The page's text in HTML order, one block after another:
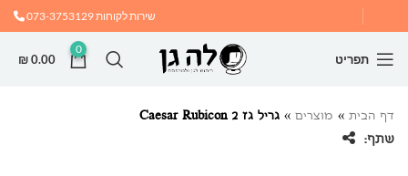
שירות לקוחות073-3753129
תפריט
0
₪0.00
דף הבית » מוצרים » גריל גז Caesar Rubicon 2
שתף: